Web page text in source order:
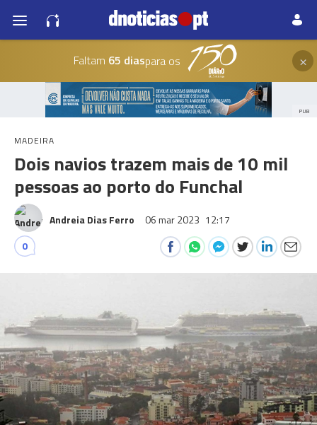
Faltam 65 diaspara os ×
PUB
MADEIRA
Dois navios trazem mais de 10 mil
pessoas ao porto do Funchal
Andreia Dias Ferro 06 mar 2023 12:17
0